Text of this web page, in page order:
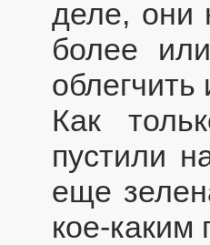
деле, они
более
облегчить
Как
пустили
еще
кое-